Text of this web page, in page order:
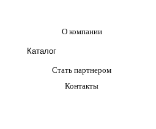
О компании
Каталог
Стать партнером
Контакты